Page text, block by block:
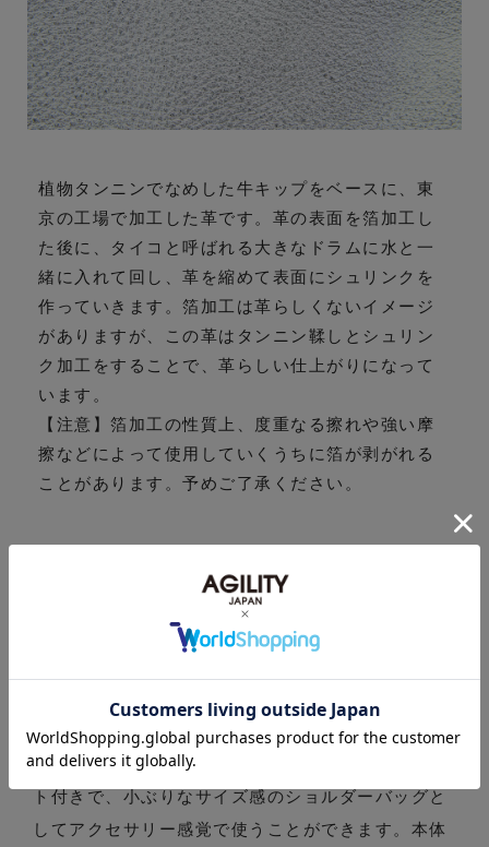
植物タンニンでなめした牛キップをベースに、東
京の工場で加工した革です。革の表面を箔加工し
た後に、タイコと呼ばれる大きなドラムに水と一
緒に入れて回し、革を縮めて表面にシュリンクを
作っていきます。箔加工は革らしくないイメージ
がありますが、この革はタンニン鞣しとシュリン
ク加工をすることで、革らしい仕上がりになって
います。
【注意】箔加工の性質上、度重なる擦れや強い摩
擦などによって使用していくうちに箔が剥がれる
ことがあります。予めご了承ください。
製品名: 『ウォークII』(全2色)ルーチェ/本革製ミニ
商品説明: ファッショナブルに仕上げたオールレザ
ー・ウォーク。8mmの細めなレザーショルダーベル
ト付きで、小ぶりなサイズ感のショルダーバッグと
してアクセサリー感覚で使うことができます。本体